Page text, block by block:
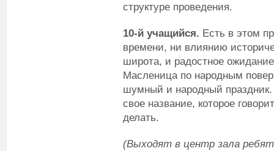
структуре проведения.
10-й учащийся. Есть в этом
времени, ни влиянию
широта, и радостное
Масленица по народным
шумный и народный
свое название, которое
делать.
(Выходят в центр зала